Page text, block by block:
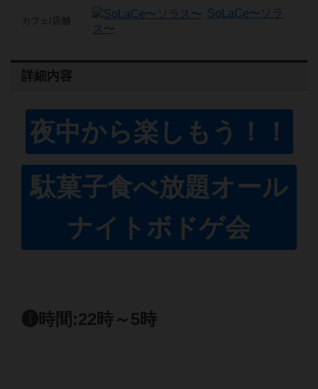
SoLaCe〜ソラ
ス〜
詳細内容
夜中から楽しもう！！
駄菓子食べ放題オール
ナイトボドゲ会
❶時間:22時～5時